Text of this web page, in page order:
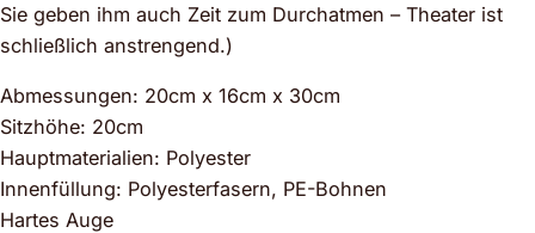
Sie geben ihm auch Zeit zum Durchatmen – Theater ist
schließlich anstrengend.)
Abmessungen: 20cm x 16cm x 30cm
Sitzhöhe: 20cm
Hauptmaterialien: Polyester
Innenfüllung: Polyesterfasern, PE-Bohnen
Hartes Auge